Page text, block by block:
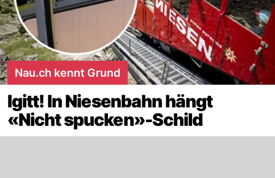
Nau.ch kennt Grund
Igitt! In Niesenbahn hängt
«Nicht spucken»-Schild